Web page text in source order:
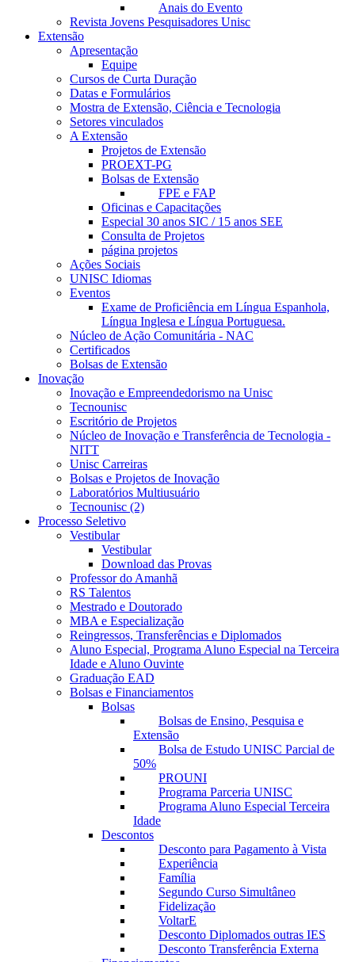
Anais do Evento
Revista Jovens Pesquisadores Unisc
Extensão
Apresentação
Equipe
Cursos de Curta Duração
Datas e Formulários
Mostra de Extensão, Ciência e Tecnologia
Setores vinculados
A Extensão
Projetos de Extensão
PROEXT-PG
Bolsas de Extensão
FPE e FAP
Oficinas e Capacitações
Especial 30 anos SIC / 15 anos SEE
Consulta de Projetos
página projetos
Ações Sociais
UNISC Idiomas
Eventos
Exame de Proficiência em Língua Espanhola,
Língua Inglesa e Língua Portuguesa.
Núcleo de Ação Comunitária - NAC
Certificados
Bolsas de Extensão
Inovação
Inovação e Empreendedorismo na Unisc
Tecnounisc
Escritório de Projetos
Núcleo de Inovação e Transferência de Tecnologia -
NITT
Unisc Carreiras
Bolsas e Projetos de Inovação
Laboratórios Multiusuário
Tecnounisc (2)
Processo Seletivo
Vestibular
Vestibular
Download das Provas
Professor do Amanhã
RS Talentos
Mestrado e Doutorado
MBA e Especialização
Reingressos, Transferências e Diplomados
Aluno Especial, Programa Aluno Especial na Terceira
Idade e Aluno Ouvinte
Graduação EAD
Bolsas e Financiamentos
Bolsas
Bolsas de Ensino, Pesquisa e
Extensão
Bolsa de Estudo UNISC Parcial de
50%
PROUNI
Programa Parceria UNISC
Programa Aluno Especial Terceira
Idade
Descontos
Desconto para Pagamento à Vista
Experiência
Família
Segundo Curso Simultâneo
Fidelização
VoltarE
Desconto Diplomados outras IES
Desconto Transferência Externa